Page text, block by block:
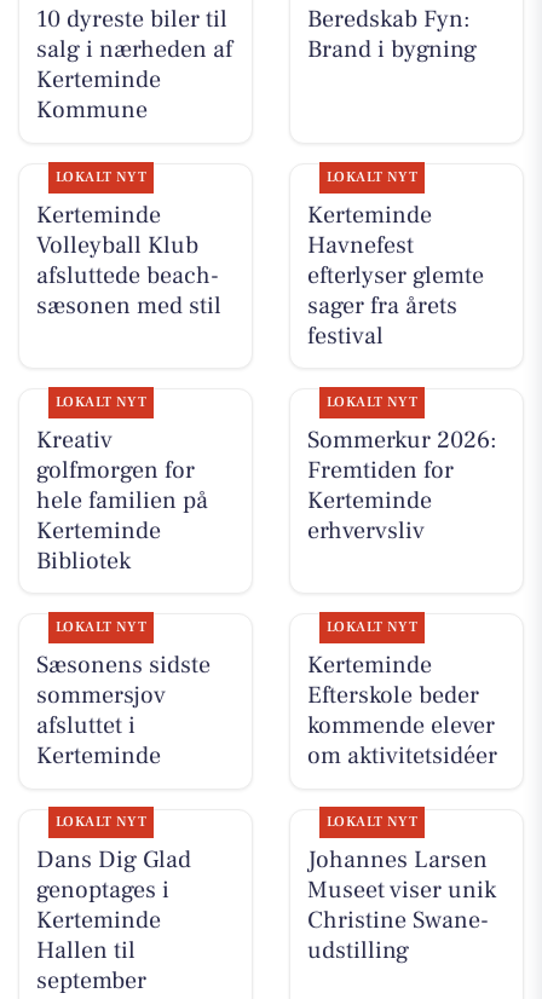
10 dyreste biler til
salg i nærheden af
Kerteminde
Kommune
Beredskab Fyn:
Brand i bygning
LOKALT NYT
Kerteminde
Volleyball Klub
afsluttede beach-
sæsonen med stil
LOKALT NYT
Kerteminde
Havnefest
efterlyser glemte
sager fra årets
festival
LOKALT NYT
Kreativ
golfmorgen for
hele familien på
Kerteminde
Bibliotek
LOKALT NYT
Sommerkur 2026:
Fremtiden for
Kerteminde
erhvervsliv
LOKALT NYT
Sæsonens sidste
sommersjov
afsluttet i
Kerteminde
LOKALT NYT
Kerteminde
Efterskole beder
kommende elever
om aktivitetsidéer
LOKALT NYT
Dans Dig Glad
genoptages i
Kerteminde
Hallen til
september
LOKALT NYT
Johannes Larsen
Museet viser unik
Christine Swane-
udstilling